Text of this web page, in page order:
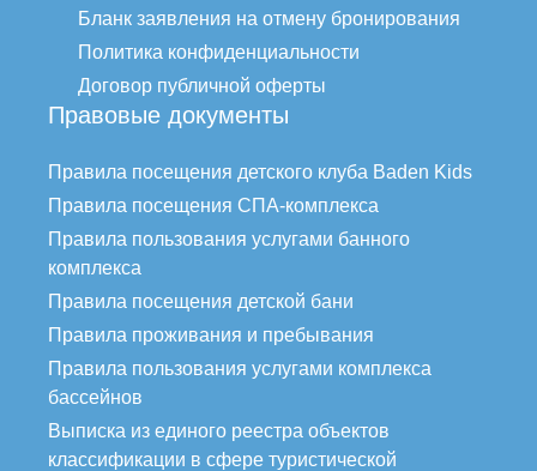
Бланк заявления на отмену бронирования
Политика конфиденциальности
Договор публичной оферты
Правовые документы
Правила посещения детского клуба Baden Kids
Правила посещения СПА-комплекса
Правила пользования услугами банного
комплекса
Правила посещения детской бани
Правила проживания и пребывания
Правила пользования услугами комплекса
бассейнов
Выписка из единого реестра объектов
классификации в сфере туристической